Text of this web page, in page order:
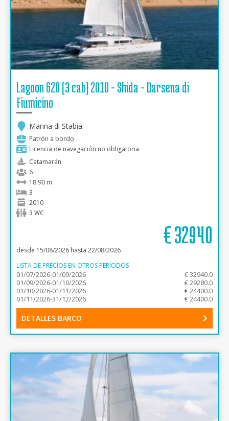
Lagoon 620 (3 cab) 2010 - Shida - Darsena di
Fiumicino
Marina di Stabia
Patrón a bordo
Licencia de navegación no obligatoria
Catamarán
6
18.90 m
3
2010
3 WC
€32940
desde 15/08/2026 hasta 22/08/2026
LISTA DE PRECIOS EN OTROS PERÍODOS
01/07/2026-01/09/2026
€ 32940.0
01/09/2026-01/10/2026
€ 29280.0
01/10/2026-01/11/2026
€ 24400.0
01/11/2026-31/12/2026
€ 24400.0
DETALLES BARCO